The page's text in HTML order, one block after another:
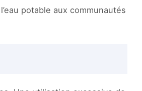
potable aux communautés